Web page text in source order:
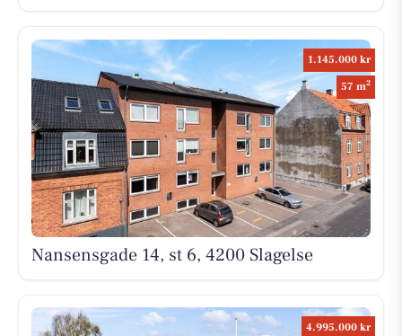
1.145.000 kr
57 m2
Nansensgade 14, st 6, 4200 Slagelse
4.995.000 kr